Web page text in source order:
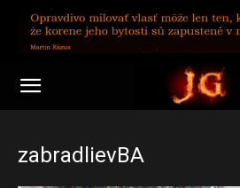
zabradlievBA